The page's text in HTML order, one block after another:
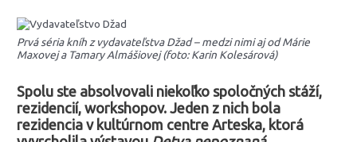
Prvá séria kníh z vydavateľstva Džad – medzi nimi aj od Márie
Maxovej a Tamary Almášiovej (foto: Karin Kolesárová)
Spolu ste absolvovali niekoľko spoločných stáží,
rezidencií, workshopov. Jeden z nich bola
rezidencia v kultúrnom centre Arteska, ktorá